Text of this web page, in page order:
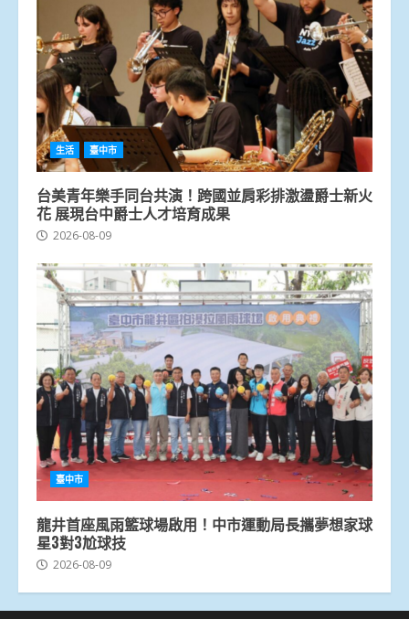
生活 臺中市
台美青年樂手同台共演！跨國並肩彩排激盪爵士新火
花 展現台中爵士人才培育成果
2026-08-09
臺中市
龍井首座風雨籃球場啟用！中市運動局長攜夢想家球
星3對3尬球技
2026-08-09